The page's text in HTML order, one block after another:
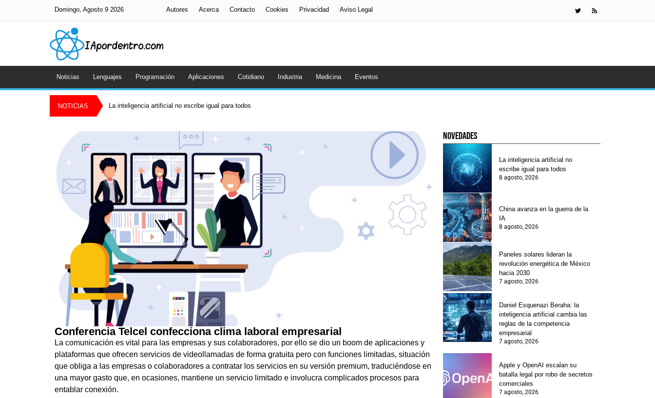
Domingo, Agosto 9 2026 Autores Acerca Contacto Cookies Privacidad Aviso Legal
Noticias Lenguajes Programación Aplicaciones Cotidiano Industria Medicina Eventos
NOTICIAS La inteligencia artificial no escribe igual para todos
Conferencia Telcel confecciona clima laboral empresarial
La comunicación es vital para las empresas y sus colaboradores, por ello se dio un boom de aplicaciones y
plataformas que ofrecen servicios de videollamadas de forma gratuita pero con funciones limitadas, situación
que obliga a las empresas o colaboradores a contratar los servicios en su versión premium, traduciéndose en
una mayor gasto que, en ocasiones, mantiene un servicio limitado e involucra complicados procesos para
entablar conexión.
novedades
La inteligencia artificial no
escribe igual para todos
8 agosto, 2026
China avanza en la guerra de la
IA
8 agosto, 2026
Paneles solares lideran la
revolución energética de México
hacia 2030
7 agosto, 2026
Daniel Esquenazi Beraha: la
inteligencia artificial cambia las
reglas de la competencia
empresarial
7 agosto, 2026
Apple y OpenAI escalan su
batalla legal por robo de secretos
comerciales
7 agosto, 2026